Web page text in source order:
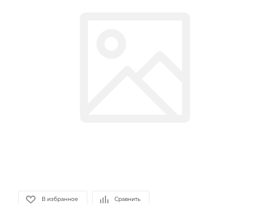
В избранное Сравнить